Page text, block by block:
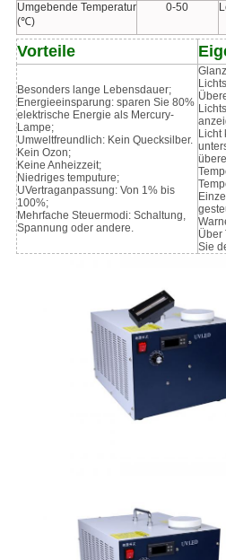
Umgebende Temperatur
(℃)
0-50
Vorteile
Besonders lange Lebensdauer;
Energieeinsparung: sparen Sie 80%
elektrische Energie als Mercury-
Lampe;
Umweltfreundlich: Kein Quecksilber.
Kein Ozon;
Keine Anheizzeit;
Niedriges temputure;
UVertraganpassung: Von 1% bis
100%;
Mehrfache Steuermodi: Schaltung,
Spannung oder andere.
Licht
Über
Sie